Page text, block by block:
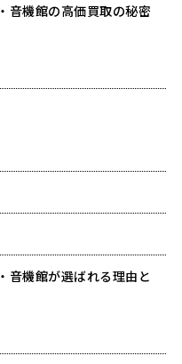
音機館の高価買取の秘密
音機館が選ばれる理由と